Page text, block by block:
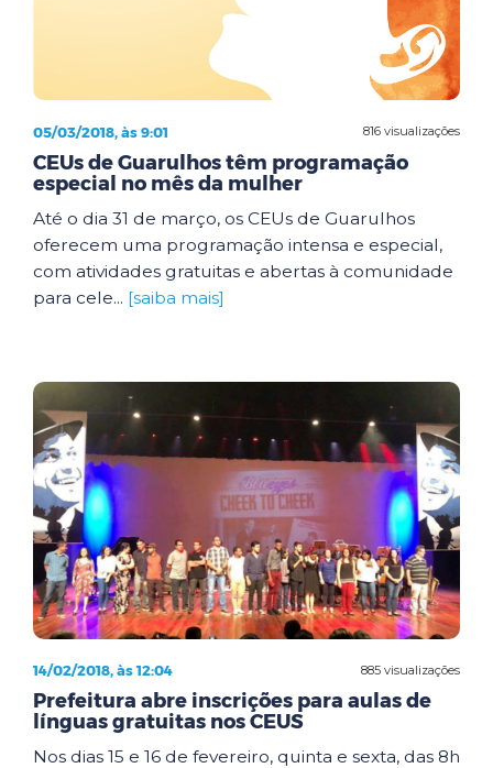
816 visualizações
05/03/2018, às 9:01
CEUs de Guarulhos têm programação
especial no mês da mulher
Até o dia 31 de março, os CEUs de Guarulhos
oferecem uma programação intensa e especial,
com atividades gratuitas e abertas à comunidade
para cele... [saiba mais]
885 visualizações
14/02/2018, às 12:04
Prefeitura abre inscrições para aulas de
línguas gratuitas nos CEUS
Nos dias 15 e 16 de fevereiro, quinta e sexta, das 8h